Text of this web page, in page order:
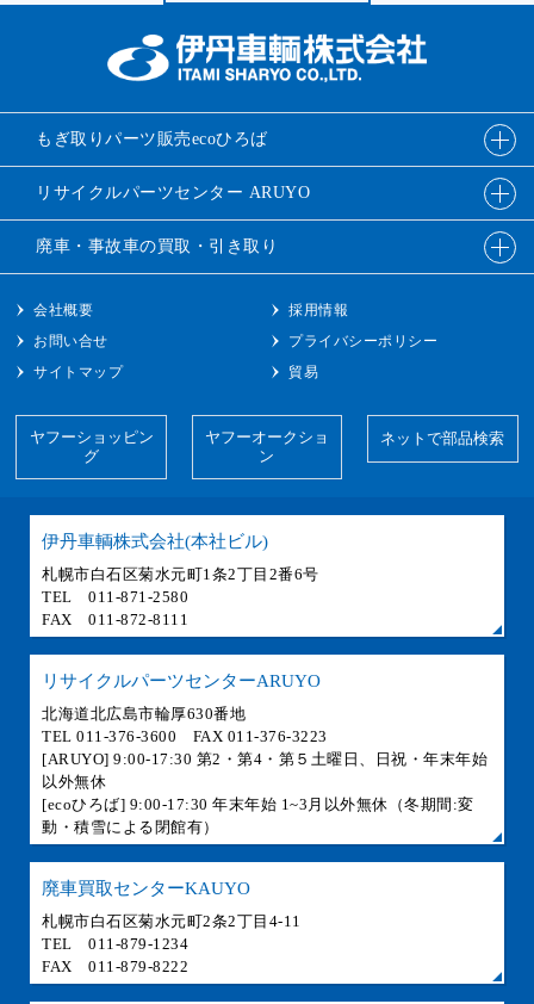
もぎ取りパーツ販売ecoひろば
リサイクルパーツセンター ARUYO
廃車・事故車の買取・引き取り
会社概要
採用情報
お問い合せ
プライバシーポリシー
サイトマップ
貿易
ヤフーショッピン
グ
ヤフーオークショ
ン
ネットで部品検索
伊丹車輌株式会社(本社ビル)
札幌市白石区菊水元町1条2丁目2番6号
TEL 011-871-2580
FAX 011-872-8111
リサイクルパーツセンターARUYO
北海道北広島市輪厚630番地
TEL 011-376-3600 FAX 011-376-3223
[ARUYO] 9:00-17:30 第2・第4・第５土曜日、日祝・年末年始
以外無休
[ecoひろば] 9:00-17:30 年末年始 1~3月以外無休（冬期間:変
動・積雪による閉館有）
廃車買取センターKAUYO
札幌市白石区菊水元町2条2丁目4-11
TEL 011-879-1234
FAX 011-879-8222